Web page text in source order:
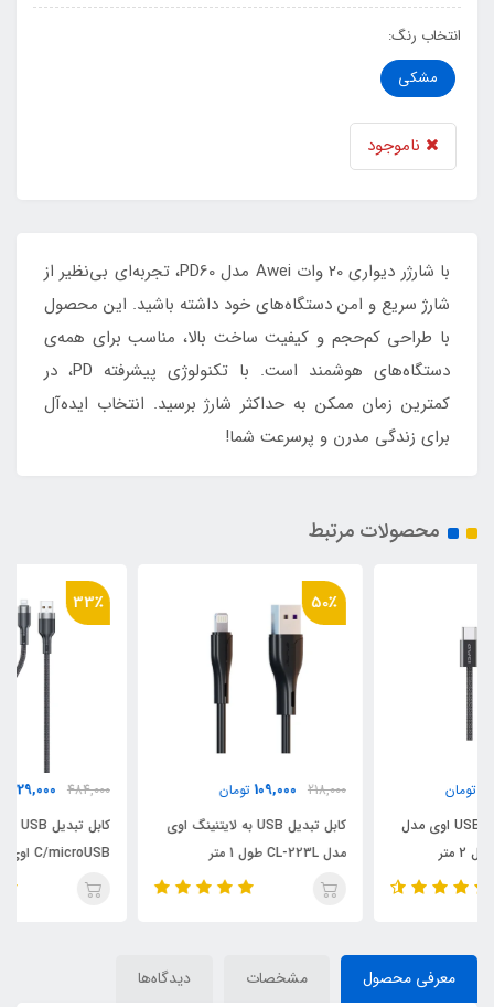
انتخاب رنگ:
مشکی
ناموجود
با شارژر دیواری 20 وات Awei مدل PD60، تجربه‌ای بی‌نظیر از
شارژ سریع و امن دستگاه‌های خود داشته باشید. این محصول
با طراحی کم‌حجم و کیفیت ساخت بالا، مناسب برای همه‌ی
دستگاه‌های هوشمند است. با تکنولوژی پیشرفته PD، در
کمترین زمان ممکن به حداکثر شارژ برسید. انتخاب ایده‌آل
برای زندگی مدرن و پرسرعت شما!
محصولات مرتبط
218,000
تومان
کابل تبدیل USB به لایتنینگ اوی
مدل CL-223L طول 1 متر
484,000
تومان
کابل تبدیل USB به لایتنینگ/USB-
C/microUSB اوی مدلCL-975
طول 1.2 متر
معرفی محصول مشخصات دیدگاه‌ها